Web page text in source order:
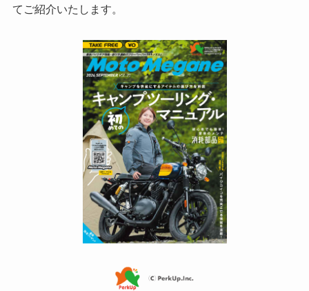
てご紹介いたします。